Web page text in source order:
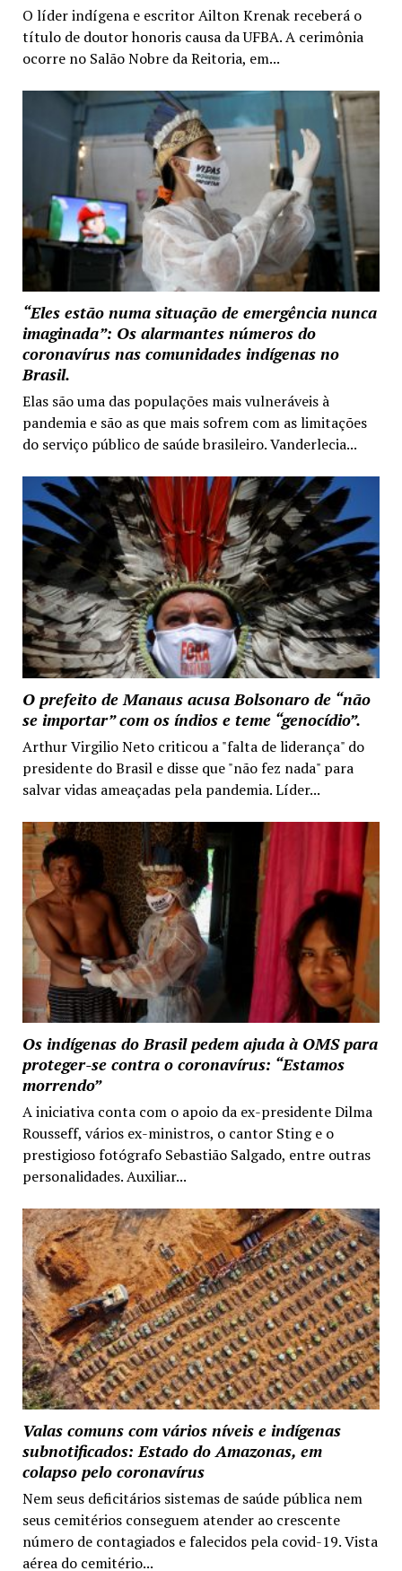
O líder indígena e escritor Ailton Krenak receberá o
título de doutor honoris causa da UFBA. A cerimônia
ocorre no Salão Nobre da Reitoria, em...
“Eles estão numa situação de emergência nunca
imaginada”: Os alarmantes números do
coronavírus nas comunidades indígenas no
Brasil.
Elas são uma das populações mais vulneráveis à
pandemia e são as que mais sofrem com as limitações
do serviço público de saúde brasileiro. Vanderlecia...
O prefeito de Manaus acusa Bolsonaro de “não
se importar” com os índios e teme “genocídio”.
Arthur Virgilio Neto criticou a "falta de liderança" do
presidente do Brasil e disse que "não fez nada" para
salvar vidas ameaçadas pela pandemia. Líder...
Os indígenas do Brasil pedem ajuda à OMS para
proteger-se contra o coronavírus: “Estamos
morrendo”
A iniciativa conta com o apoio da ex-presidente Dilma
Rousseff, vários ex-ministros, o cantor Sting e o
prestigioso fotógrafo Sebastião Salgado, entre outras
personalidades. Auxiliar...
Valas comuns com vários níveis e indígenas
subnotificados: Estado do Amazonas, em
colapso pelo coronavírus
Nem seus deficitários sistemas de saúde pública nem
seus cemitérios conseguem atender ao crescente
número de contagiados e falecidos pela covid-19. Vista
aérea do cemitério...